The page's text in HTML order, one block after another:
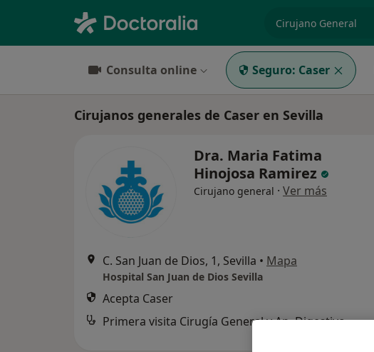
Consulta online Seguro: Caser
Cirujanos generales de Caser en Sevilla
Dra. Maria Fatima
Hinojosa Ramirez
Cirujano general · Ver más
C. San Juan de Dios, 1, Sevilla • Mapa
Hospital San Juan de Dios Sevilla
Acepta Caser
Primera visita Cirugía General y Ap. Digestivo